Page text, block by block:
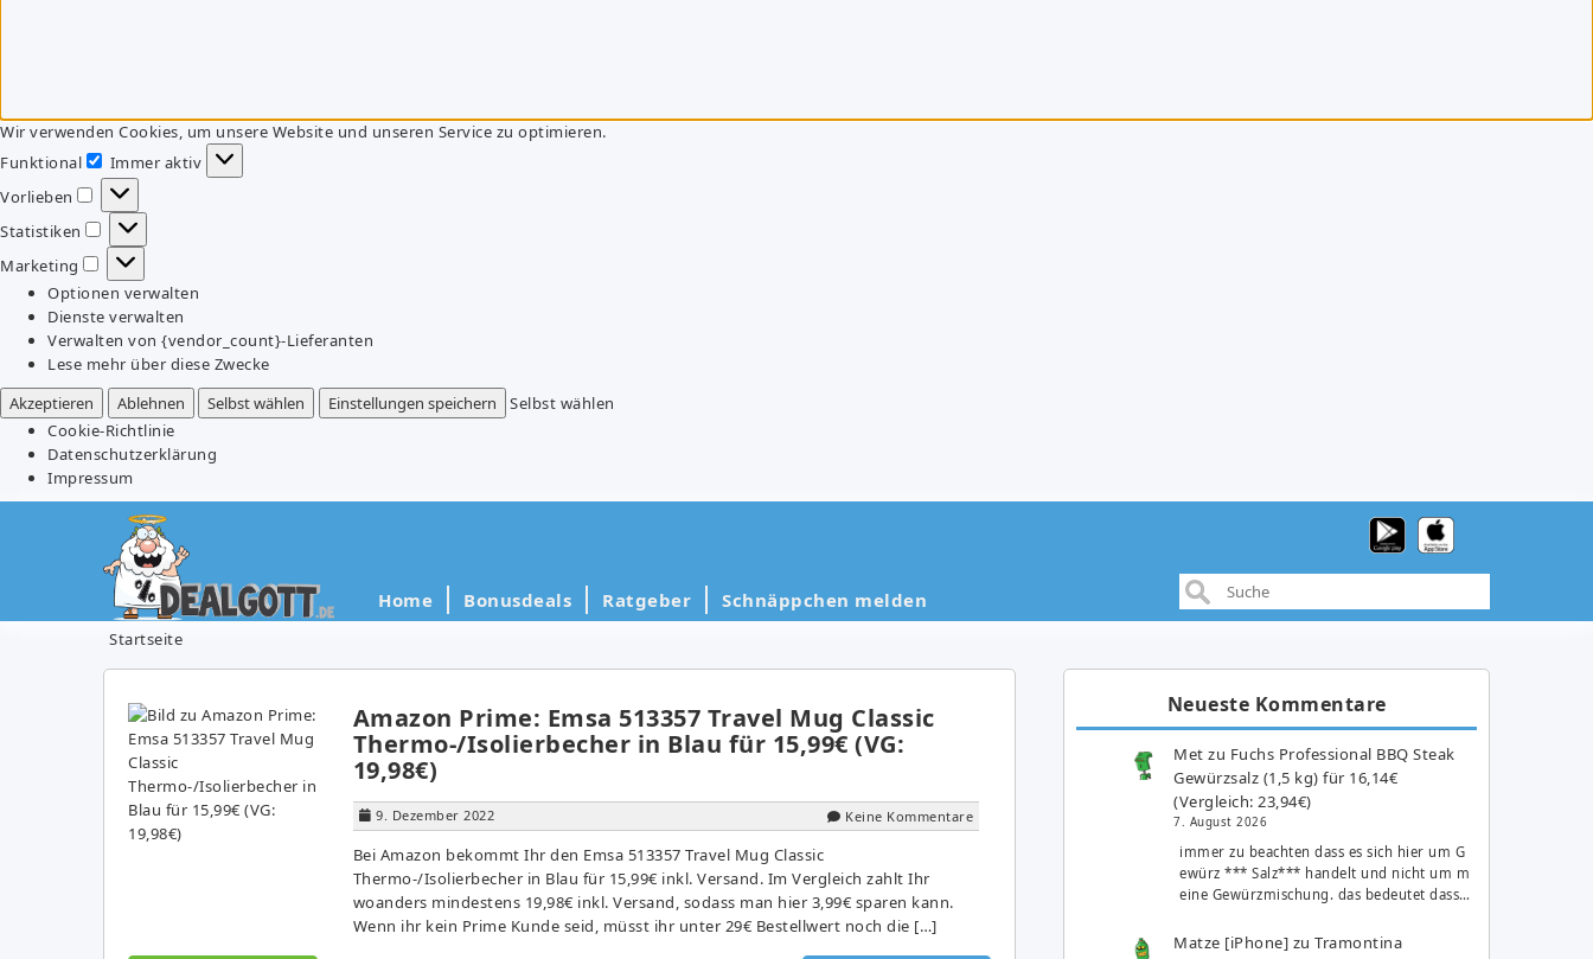
Wir verwenden Cookies, um unsere Website und unseren Service zu optimieren.
Funktional
Funktional
Immer aktiv
Vorlieben
Vorlieben
Statistiken
Statistiken
Marketing
Marketing
Optionen verwalten
Dienste verwalten
Verwalten von {vendor_count}-Lieferanten
Lese mehr über diese Zwecke
Akzeptieren
Ablehnen Selbst wählen Einstellungen speichern
Selbst wählen
Cookie-Richtlinie
Datenschutzerklärung
Impressum
Home Bonusdeals Ratgeber Schnäppchen melden
Startseite
Amazon Prime: Emsa 513357 Travel Mug Classic
Thermo-/Isolierbecher in Blau für 15,99€ (VG:
19,98€)
9. Dezember 2022 Keine Kommentare
Bei Amazon bekommt Ihr den Emsa 513357 Travel Mug Classic
Thermo-/Isolierbecher in Blau für 15,99€ inkl. Versand. Im Vergleich zahlt Ihr
woanders mindestens 19,98€ inkl. Versand, sodass man hier 3,99€ sparen kann.
Wenn ihr kein Prime Kunde seid, müsst ihr unter 29€ Bestellwert noch die […]
Neueste Kommentare
Met zu Fuchs Professional BBQ Steak
Gewürzsalz (1,5 kg) für 16,14€
(Vergleich: 23,94€)
7. August 2026
immer zu beachten dass es sich hier um G
ewürz *** Salz*** handelt und nicht um m
eine Gewürzmischung. das bedeutet dass…
Matze [iPhone] zuTramontina